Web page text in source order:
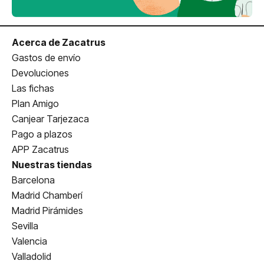
Acerca de Zacatrus
Gastos de envío
Devoluciones
Las fichas
Plan Amigo
Canjear Tarjezaca
Pago a plazos
APP Zacatrus
Nuestras tiendas
Barcelona
Madrid Chamberí
Madrid Pirámides
Sevilla
Valencia
Valladolid